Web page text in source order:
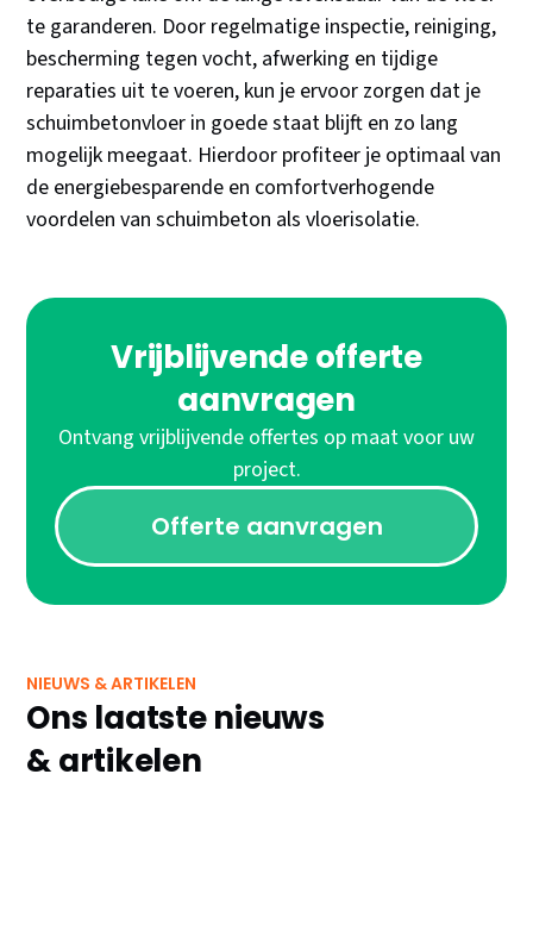
te garanderen. Door regelmatige inspectie, reiniging,
bescherming tegen vocht, afwerking en tijdige
reparaties uit te voeren, kun je ervoor zorgen dat je
schuimbetonvloer in goede staat blijft en zo lang
mogelijk meegaat. Hierdoor profiteer je optimaal van
de energiebesparende en comfortverhogende
voordelen van schuimbeton als vloerisolatie.
Vrijblijvende offerte
aanvragen
Ontvang vrijblijvende offertes op maat voor uw
project.
Offerte aanvragen
NIEUWS & ARTIKELEN
Ons laatste nieuws
& artikelen